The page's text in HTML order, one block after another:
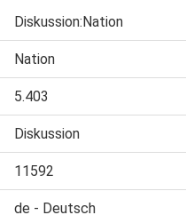
Diskussion:Nation
Nation
5.403
Diskussion
11592
de - Deutsch